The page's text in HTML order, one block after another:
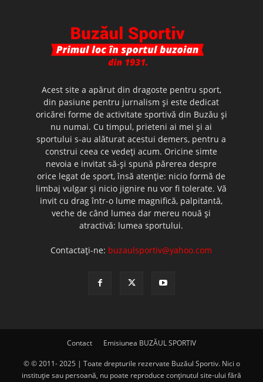
Acest site a apărut din dragoste pentru sport,
din pasiune pentru jurnalism şi este dedicat
oricărei forme de activitate sportivă din Buzău şi
nu numai. Cu timpul, prieteni ai mei şi ai
sportului s-au alăturat acestui demers, pentru a
construi ceea ce vedeţi acum. Oricine simte
nevoia e invitat să-şi spună părerea despre
orice legat de sport, însă atenţie: nicio formă de
limbaj vulgar şi nicio jignire nu vor fi tolerate. Vă
invit cu drag într-o lume magnifică, palpitantă,
veche de când lumea dar mereu nouă şi
atractivă: lumea sportului.
Contactați-ne: buzaulsportiv@yahoo.com
Contact Emisiunea BUZĂUL SPORTIV
© © 2011- 2025 | Toate drepturile rezervate Buzăul Sportiv. Nici o
instituţie sau persoană, nu poate reproduce conţinutul site-ului fără